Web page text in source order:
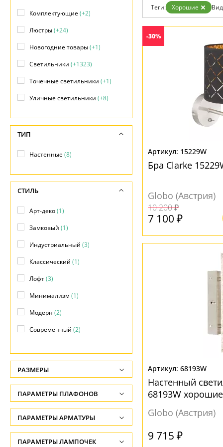
Возврат
Отзывы
Дизайнерам
Бренды
Контакты
Современный
Флористика
Хай тек
Теги: Хорошие
-30%
15229W
Бра Clarke
Globo (Австрия)
10 200 ₽
7 100 ₽
68193W
Настенный
68193W хорошие
Globo (Австрия)
9 715 ₽
Комплектующие(+2)
Люстры(+24)
Новогодние товары(+1)
Светильники (+1323)
Точечные светильники (+1)
Уличные светильники (+8)
ТИП
Настенные(8)
СТИЛЬ
Арт-деко(1)
Замковый (1)
Индустриальный (3)
Классический (1)
Лофт(3)
Минимализм (1)
Модерн (2)
Современный (2)
РАЗМЕРЫ
Высота, см
-
Глубина, см
-
ПАРАМЕТРЫ ПЛАФОНОВ
ФОРМА ПЛАФОНА
Без плафона(2)
ПАРАМЕТРЫ АРМАТУРЫ
ЦВЕТ АРМАТУРЫ
ПАРАМЕТРЫ ЛАМПОЧЕК